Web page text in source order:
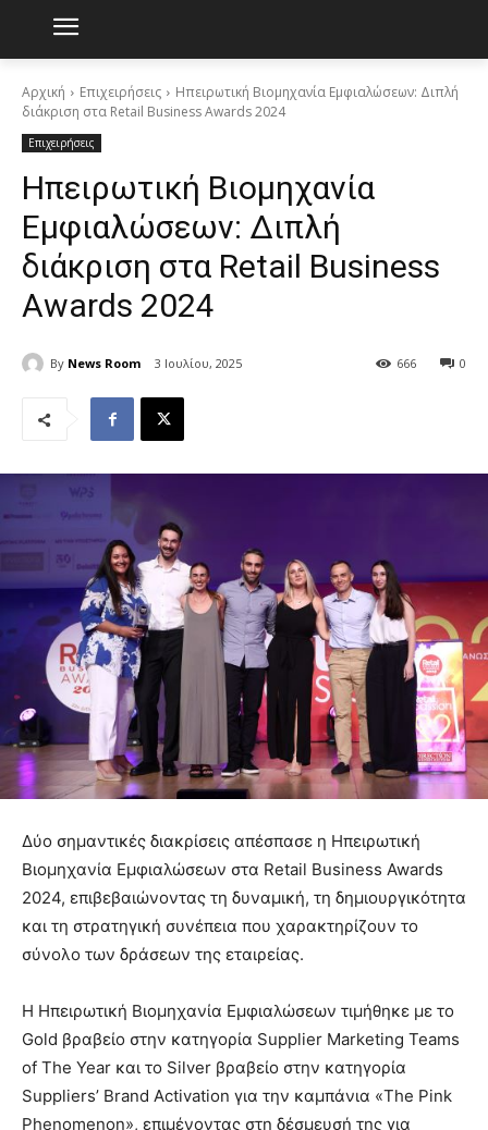
Αρχική Επιχειρήσεις
Ηπειρωτική Βιομηχανία Εμφιαλώσεων: Διπλή
διάκριση στα Retail Business Awards 2024
Επιχειρήσεις
Ηπειρωτική Βιομηχανία
Εμφιαλώσεων: Διπλή
διάκριση στα Retail Business
Awards 2024
By News Room 3 Ιουλίου, 2025 0
666
Δύο σημαντικές διακρίσεις απέσπασε η Ηπειρωτική
Βιομηχανία Εμφιαλώσεων στα Retail Business Awards
2024, επιβεβαιώνοντας τη δυναμική, τη δημιουργικότητα
και τη στρατηγική συνέπεια που χαρακτηρίζουν το
σύνολο των δράσεων της εταιρείας.
Η Ηπειρωτική Βιομηχανία Εμφιαλώσεων τιμήθηκε με το
Gold βραβείο στην κατηγορία Supplier Marketing Teams
of The Year και το Silver βραβείο στην κατηγορία
Suppliers’ Brand Activation για την καμπάνια «The Pink
Phenomenon», επιμένοντας στη δέσμευσή της για